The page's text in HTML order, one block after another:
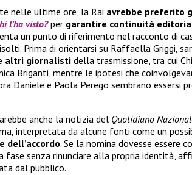
nelle ultime ore, la Rai avrebbe preferito
l’ha visto? per garantire continuità
un punto di riferimento nel racconto di
Prima di orientarsi su Raffaella Griggi,
altri giornalistidella trasmissione, tra cui
Briganti, mentre le ipotesi che
Daniele e Paola Perego sembrano essersi
anche la notizia del Quotidiano
interpretata da alcune fonti come un
dell’accordo. Se la nomina dovesse essere
fase senza rinunciare alla propria identità,
dal pubblico.